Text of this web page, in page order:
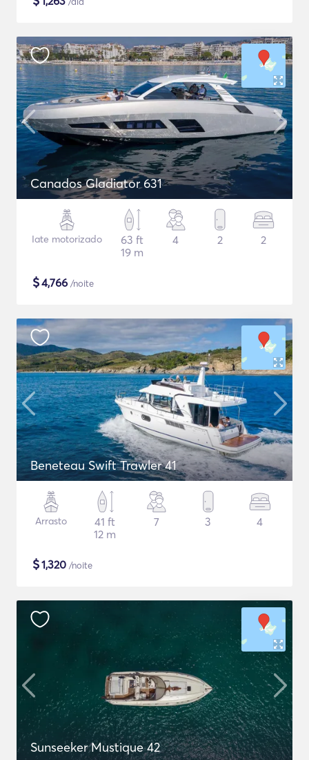
Canados Gladiator 631
Iate motorizado
63 ft
19 m
4 2 2
$4,766 /noite
Beneteau Swift Trawler 41
Arrasto
41 ft
12 m
7 3 4
$1,320 /noite
Sunseeker Mustique 42